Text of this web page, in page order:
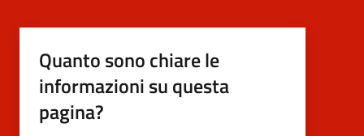
Quanto sono chiare le
informazioni su questa
pagina?